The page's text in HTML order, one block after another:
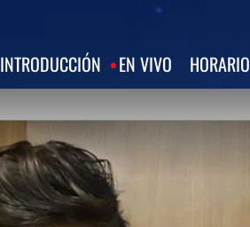
INTRODUCCIÓN EN VIVO HORARIO